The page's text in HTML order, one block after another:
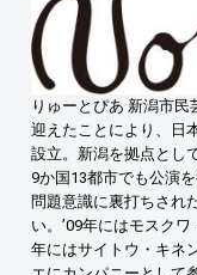
りゅーとぴあ 新潟市
迎えたことにより、日
設立。新潟を拠点とし
9か国13都市でも公演
問題意識に裏打ちされ
い。’09年にはモスク
年にはサイトウ・キネ